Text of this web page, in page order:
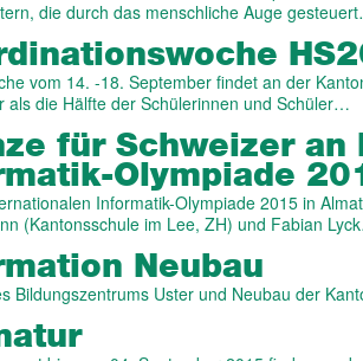
die durch das menschliche Auge
vom 14. -18. September findet an der
als die Hälfte der Schülerinnen und Schüler…
für Schweizer
Olympiade
Informatik-Olympiade 2015 in
(Kantonsschule im Lee, ZH) und Fabian
Neubau
Bildungszentrums Uster und Neubau der